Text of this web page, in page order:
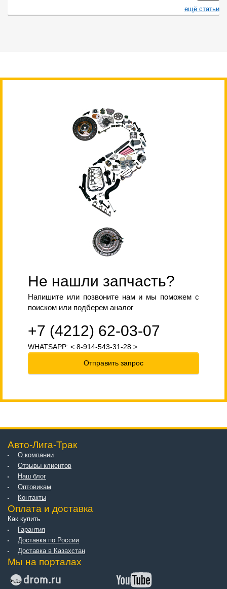
ещё статьи
Не нашли запчасть?
Напишите или позвоните нам и мы поможем с
поиском или подберем аналог
+7 (4212) 62-03-07
WHATSAPP: < 8-914-543-31-28 >
Отправить запрос
Авто-Лига-Трак
О компании
Отзывы клиентов
Наш блог
Оптовикам
Контакты
Оплата и доставка
Как купить
Гарантия
Доставка по России
Доставка в Казахстан
Мы на порталах